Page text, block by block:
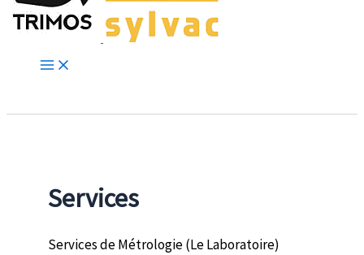
Services
Services de Métrologie (Le Laboratoire)